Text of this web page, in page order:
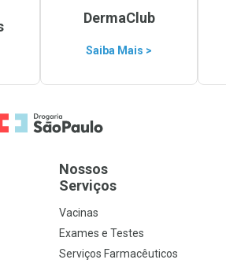
DermaClub
Saiba Mais >
para a Home
Nossos
Serviços
Vacinas
Exames e Testes
Serviços Farmacêuticos